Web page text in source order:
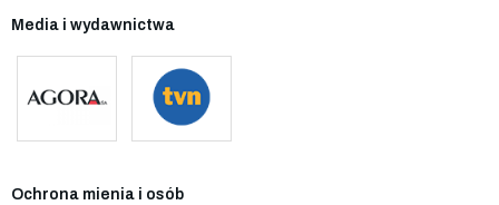
Media i wydawnictwa
Ochrona mienia i osób